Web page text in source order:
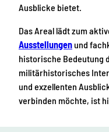
Ausblicke bietet.
Das Areal lädt zum
Ausstellungenund
historische Bedeutung
militärhistorisches
und exzellenten
verbinden möchte, ist